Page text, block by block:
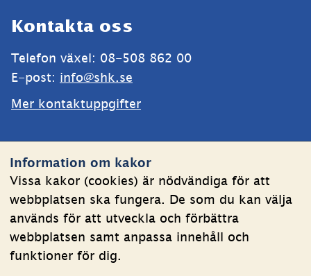
Information om kakor
Vissa kakor (cookies) är nödvändiga för att
webbplatsen ska fungera. De som du kan välja
används för att utveckla och förbättra
webbplatsen samt anpassa innehåll och
funktioner för dig.
Kontakta oss
Telefon växel: 08-508 862 00
E-post: info@shk.se
Mer kontaktuppgifter
Om kakor
Behandling av personuppgifter
Tillgänglighetsredogörelse
Följ oss